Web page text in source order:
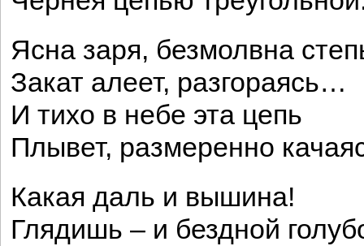
Ясна заря, безмолвна
Закат алеет, разгораясь…
И тихо в небе эта цепь
Плывет, размеренно
Какая даль и вышина!
Глядишь – и бездной